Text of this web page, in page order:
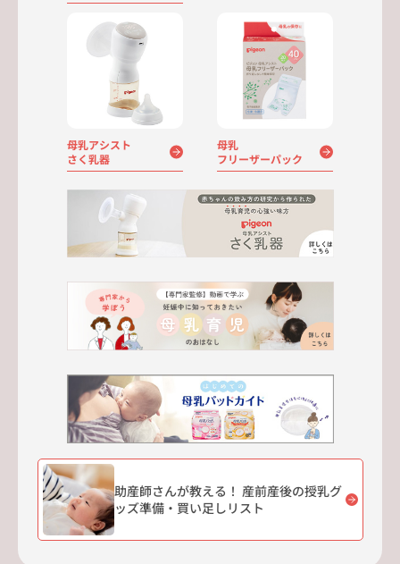
母乳アシスト
さく乳器
母乳
フリーザーパック
助産師さんが教える！ 産前産後の授乳グ
ッズ準備・買い足しリスト